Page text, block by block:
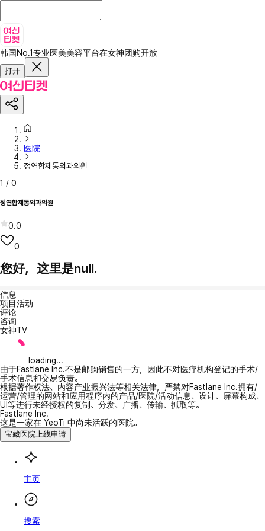
韩国No.1专业医美美容平台在女神团购开放
打开
医院
정연합제통외과의원
1 / 0
정연합제통외과의원
0.0
0
您好，这里是null.
信息
项目活动
评论
咨询
女神TV
loading...
由于Fastlane Inc.不是邮购销售的一方，因此不对医疗机构登记的手术/
手术信息和交易负责。
根据著作权法、内容产业振兴法等相关法律，严禁对Fastlane Inc.拥有/
运营/管理的网站和应用程序内的产品/医院/活动信息、设计、屏幕构成、
UI等进行未经授权的复制、分发、广播、传输、抓取等。
Fastlane Inc.
这是一家在 YeoTi 中尚未活跃的医院。
宝藏医院上线申请
主页
搜索